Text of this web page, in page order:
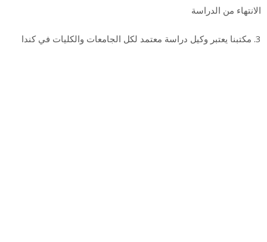
الانتهاء من الدراسة
3. مكتبنا يعتبر وكيل دراسة معتمد لكل الجامعات والكليات في كندا